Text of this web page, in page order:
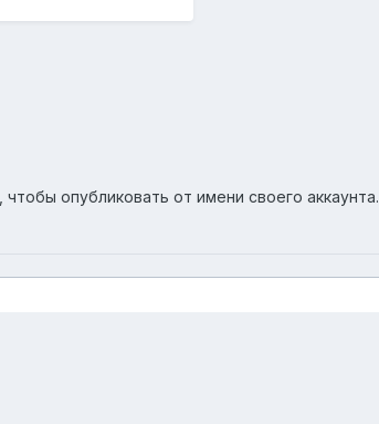
, чтобы опубликовать от имени своего аккаунта.